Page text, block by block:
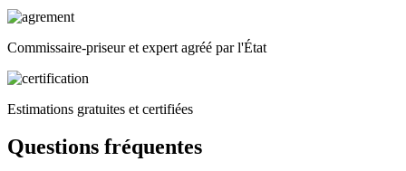
Commissaire-priseur et expert agréé par l'État
Estimations gratuites et certifiées
Questions fréquentes